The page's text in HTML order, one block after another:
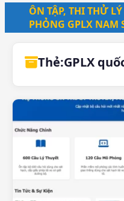
ÔN TẬP, THI THỬ
PHỎNG GPLX NAM
Thẻ:GPLX